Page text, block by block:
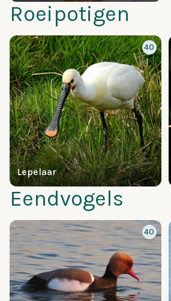
Roeipotigen
Lepelaar
40
Eendvogels
40